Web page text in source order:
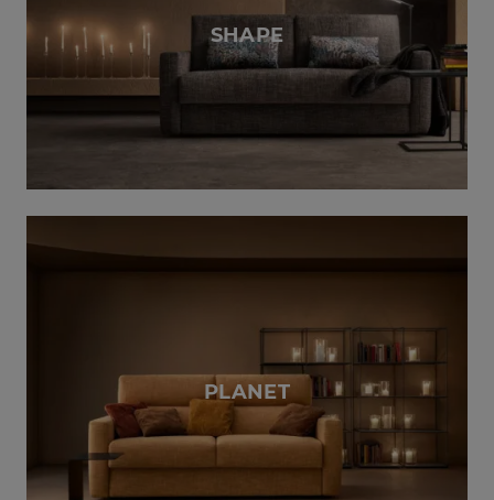
SHAPE
PLANET